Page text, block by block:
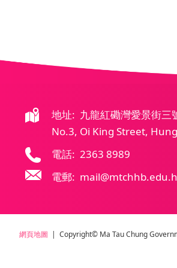
地址: 九龍紅磡灣愛景街三
No.3, Oi King Street,
電話: 2363 8989
電郵:
網頁地圖 | Copyright© Ma Tau Chung